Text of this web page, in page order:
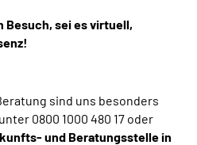
Besuch, sei es virtuell,
sind uns besonders
0800 1000 480 17 oder
und Beratungsstelle in